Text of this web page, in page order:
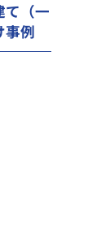
て（一
事例